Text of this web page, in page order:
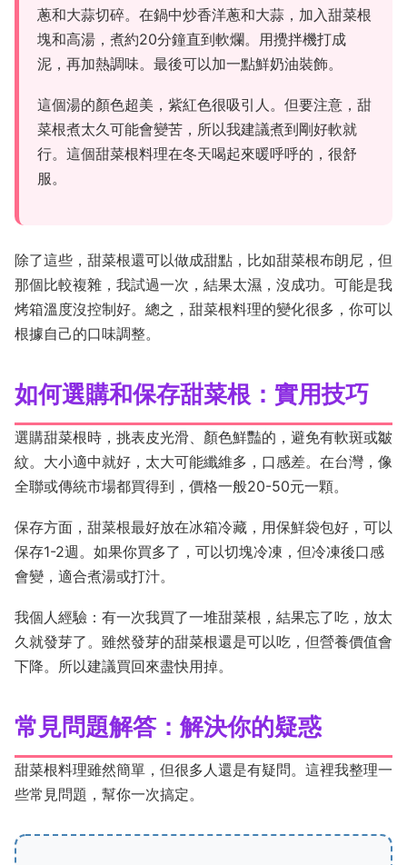
蔥和大蒜切碎。在鍋中炒香洋蔥和大蒜，加入甜菜根
塊和高湯，煮約20分鐘直到軟爛。用攪拌機打成
泥，再加熱調味。最後可以加一點鮮奶油裝飾。
這個湯的顏色超美，紫紅色很吸引人。但要注意，甜
菜根煮太久可能會變苦，所以我建議煮到剛好軟就
行。這個甜菜根料理在冬天喝起來暖呼呼的，很舒
服。
除了這些，甜菜根還可以做成甜點，比如甜菜根布朗尼，但
那個比較複雜，我試過一次，結果太濕，沒成功。可能是我
烤箱溫度沒控制好。總之，甜菜根料理的變化很多，你可以
根據自己的口味調整。
如何選購和保存甜菜根：實用技巧
選購甜菜根時，挑表皮光滑、顏色鮮豔的，避免有軟斑或皺
紋。大小適中就好，太大可能纖維多，口感差。在台灣，像
全聯或傳統市場都買得到，價格一般20-50元一顆。
保存方面，甜菜根最好放在冰箱冷藏，用保鮮袋包好，可以
保存1-2週。如果你買多了，可以切塊冷凍，但冷凍後口感
會變，適合煮湯或打汁。
我個人經驗：有一次我買了一堆甜菜根，結果忘了吃，放太
久就發芽了。雖然發芽的甜菜根還是可以吃，但營養價值會
下降。所以建議買回來盡快用掉。
常見問題解答：解決你的疑惑
甜菜根料理雖然簡單，但很多人還是有疑問。這裡我整理一
些常見問題，幫你一次搞定。